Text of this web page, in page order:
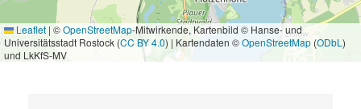
Leaflet | ©OpenStreetMap-Mitwirkende, Kartenbild © Hanse- und
Universitätsstadt Rostock (CC BY 4.0) | Kartendaten ©OpenStreetMap(ODbL )
und LkKfS-MV